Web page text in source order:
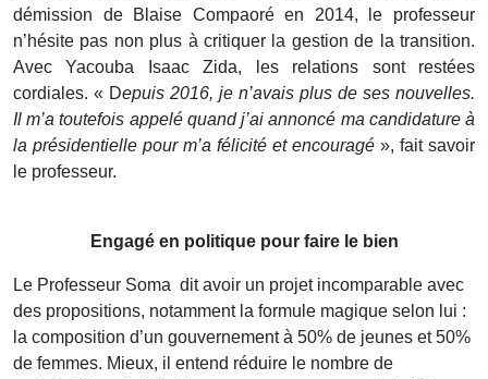
démission de Blaise Compaoré en 2014, le professeur
n’hésite pas non plus à critiquer la gestion de la transition.
Avec Yacouba Isaac Zida, les relations sont restées
cordiales. « Depuis 2016, je n’avais plus de ses nouvelles.
Il m’a toutefois appelé quand j’ai annoncé ma candidature à
la présidentielle pour m’a félicité et encouragé », fait savoir
le professeur.
Engagé en politique pour faire le bien
Le Professeur Soma dit avoir un projet incomparable avec
des propositions, notamment la formule magique selon lui :
la composition d’un gouvernement à 50% de jeunes et 50%
de femmes. Mieux, il entend réduire le nombre de